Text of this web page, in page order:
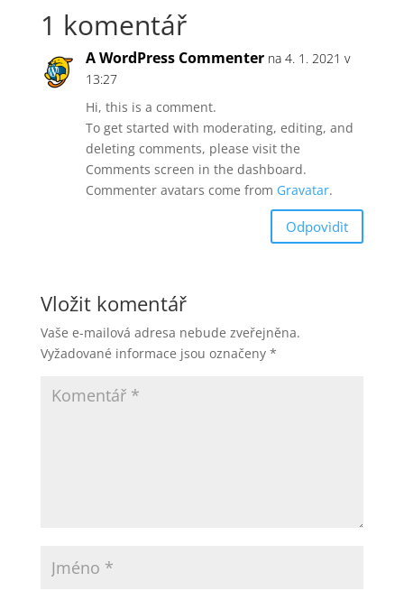
1 komentář
A WordPress Commenter na 4. 1. 2021 v
13:27
Hi, this is a comment.
To get started with moderating, editing, and
deleting comments, please visit the
Comments screen in the dashboard.
Commenter avatars come from Gravatar.
Odpovìdìt
Vložit komentář
Vaše e-mailová adresa nebude zveřejněna.
Vyžadované informace jsou označeny *